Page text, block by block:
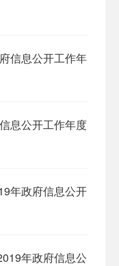
信息公开工作年
息公开工作年度
年政府信息公开
年政府信息公